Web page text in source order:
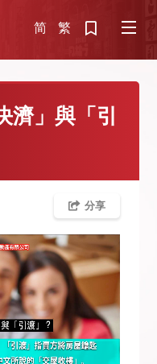
简 繁
濟」與「引
分享